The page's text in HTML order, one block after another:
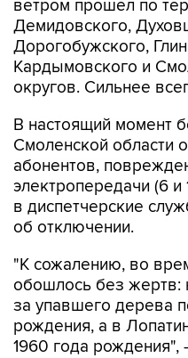
ветром прошел по
Демидовского,
Дорогобужского,
Кардымовского и
округов. Сильнее
В настоящий момент
Смоленской области
абонентов,
электропередачи (6 и
в диспетчерские
об отключении.
"К сожалению, во
обошлось без жертв:
за упавшего дерева
рождения, а в
1960 года рождения",